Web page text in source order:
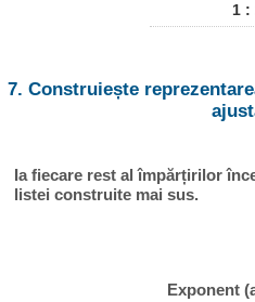
1 :
7. Construiește
Ia fiecare rest al împărțirilor
listei construite mai sus.
Exponent